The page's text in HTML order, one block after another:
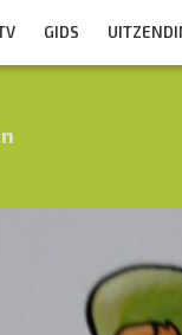
GIDS